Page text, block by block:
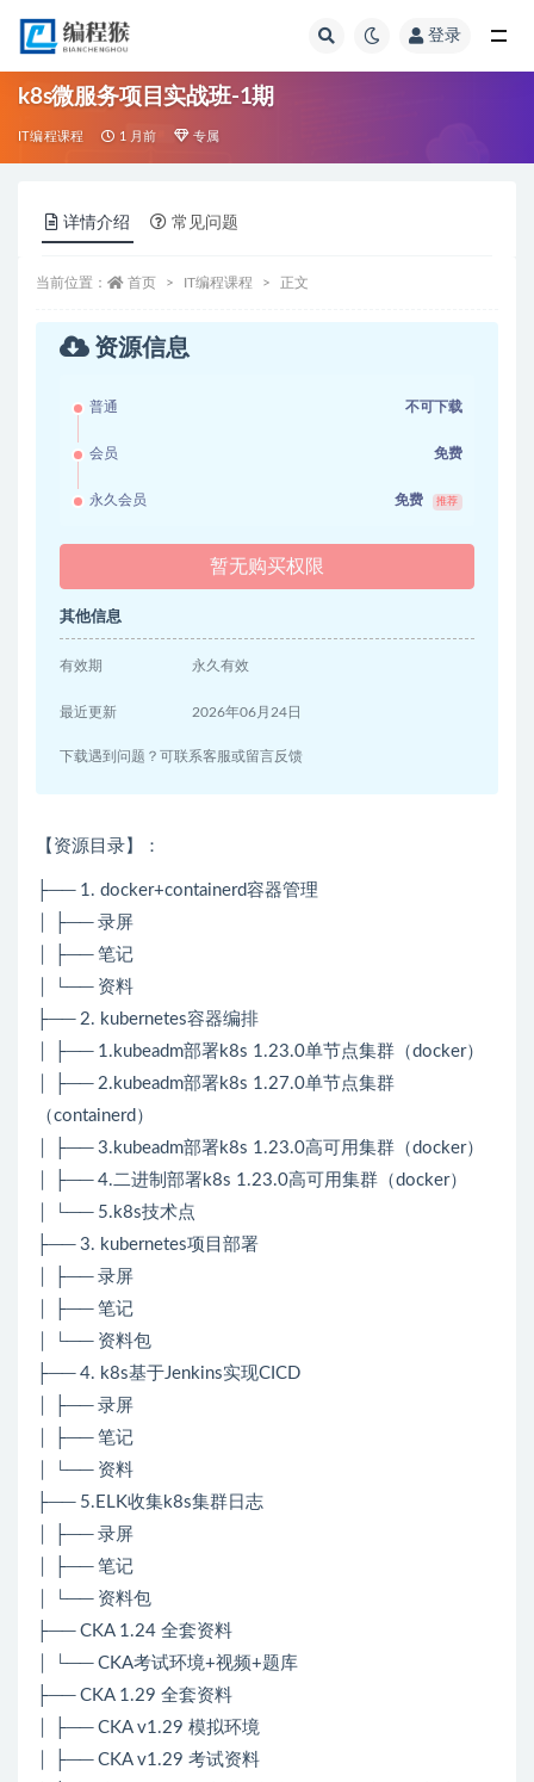
登录
k8s微服务项目实战班-1期
IT编程课程 1 月前 专属
详情介绍 常见问题
当前位置： 首页 IT编程课程 正文
资源信息
普通 不可下载
会员 免费
永久会员 免费 推荐
暂无购买权限
其他信息
有效期 永久有效
最近更新 2026年06月24日
下载遇到问题？可联系客服或留言反馈
【资源目录】：
├── 1. docker+containerd容器管理
│ ├── 录屏
│ ├── 笔记
│ └── 资料
├── 2. kubernetes容器编排
│ ├── 1.kubeadm部署k8s 1.23.0单节点集群（docker）
│ ├── 2.kubeadm部署k8s 1.27.0单节点集群
（containerd）
│ ├── 3.kubeadm部署k8s 1.23.0高可用集群（docker）
│ ├── 4.二进制部署k8s 1.23.0高可用集群（docker）
│ └── 5.k8s技术点
├── 3. kubernetes项目部署
│ ├── 录屏
│ ├── 笔记
│ └── 资料包
├── 4. k8s基于Jenkins实现CICD
│ ├── 录屏
│ ├── 笔记
│ └── 资料
├── 5.ELK收集k8s集群日志
│ ├── 录屏
│ ├── 笔记
│ └── 资料包
├── CKA 1.24 全套资料
│ └── CKA考试环境+视频+题库
├── CKA 1.29 全套资料
│ ├── CKA v1.29 模拟环境
│ ├── CKA v1.29 考试资料